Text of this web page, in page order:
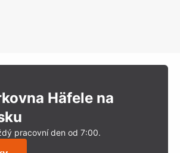
Häfele na
pracovní den od 7:00.